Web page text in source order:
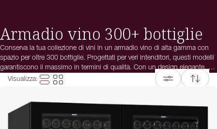
Armadio vino 300+ bottiglie
Conserva la tua collezione di vini in un armadio vino di alta gamma con
spazio per oltre 300 bottiglie. Progettati per veri intenditori, questi modelli
garantiscono il massimo in termini di qualità. Con un design elegante, un
controllo preciso della temperatura e condizioni di umidità ottimali, sono
la scelta perfetta per una conservazione del vino ai massimi livelli.
Visualizza: